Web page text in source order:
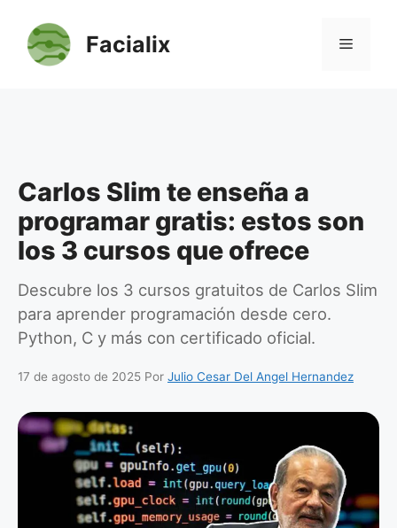
contenido
Facialix Menú
Carlos Slim te enseña a
programar gratis: estos son
los 3 cursos que ofrece
Descubre los 3 cursos gratuitos de Carlos Slim
para aprender programación desde cero.
Python, C y más con certificado oficial.
17 de agosto de 2025 Por Julio Cesar Del Angel Hernandez